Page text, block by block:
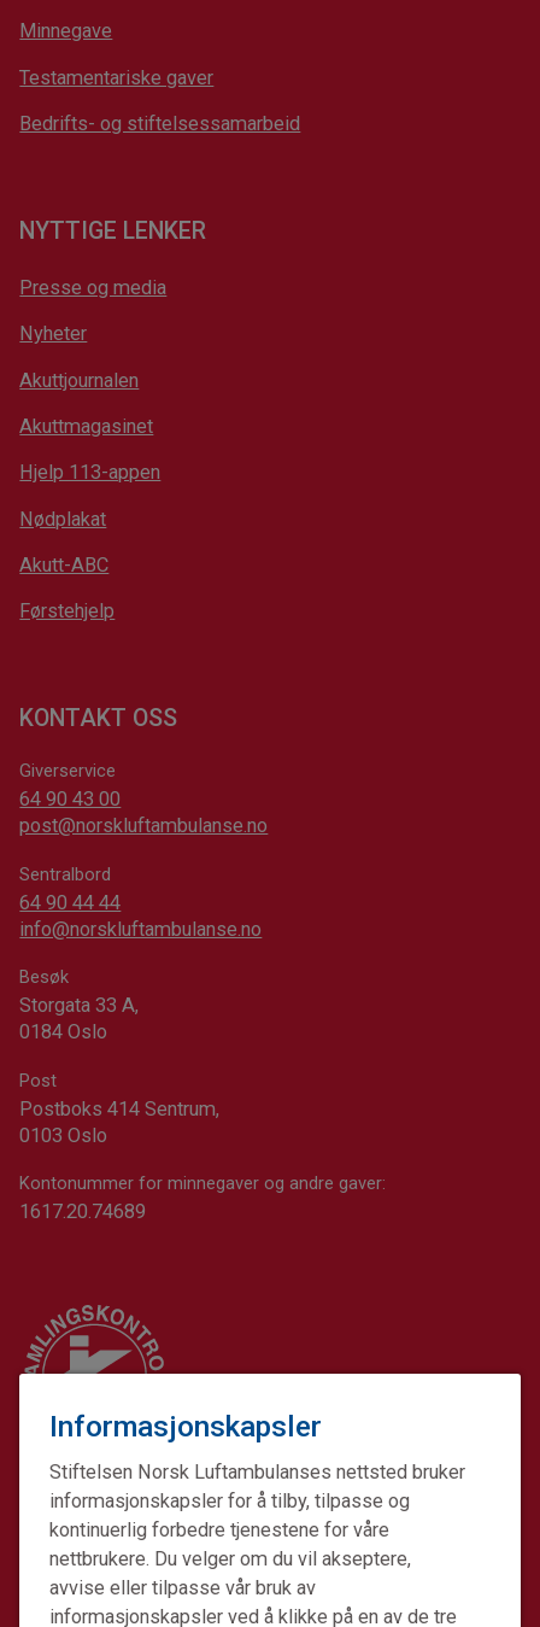
Informasjonskapsler
Stiftelsen Norsk Luftambulanses nettsted bruker
informasjonskapsler for å tilby, tilpasse og
kontinuerlig forbedre tjenestene for våre
nettbrukere. Du velger om du vil akseptere,
avvise eller tilpasse vår bruk av
informasjonskapsler ved å klikke på en av de tre
Minnegave
Testamentariske gaver
Bedrifts- og stiftelsessamarbeid
NYTTIGE LENKER
Presse og media
Nyheter
Akuttjournalen
Akuttmagasinet
Hjelp 113-appen
Nødplakat
Akutt-ABC
Førstehjelp
KONTAKT OSS
Giverservice
64 90 43 00
post@norskluftambulanse.no
Sentralbord
64 90 44 44
info@norskluftambulanse.no
Besøk
Storgata 33 A,
0184 Oslo
Post
Postboks 414 Sentrum,
0103 Oslo
Kontonummer for minnegaver og andre gaver:
1617.20.74689